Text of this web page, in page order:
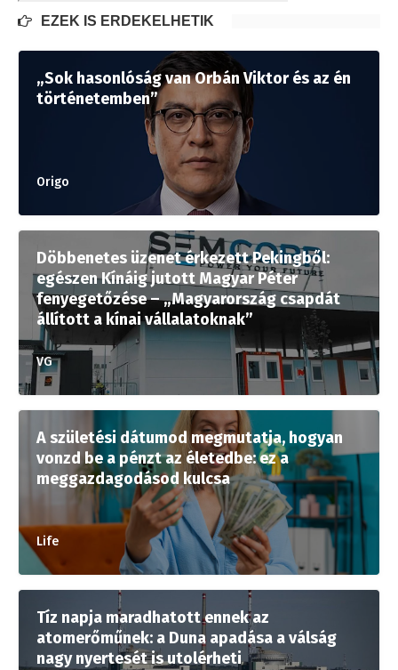
EZEK IS ÉRDEKELHETIK
„Sok hasonlóság van Orbán Viktor és az én
történetemben”
Origo
Döbbenetes üzenet érkezett Pekingből:
egészen Kínáig jutott Magyar Péter
fenyegetőzése – „Magyarország csapdát
állított a kínai vállalatoknak”
VG
A születési dátumod megmutatja, hogyan
vonzd be a pénzt az életedbe: ez a
meggazdagodásod kulcsa
Life
Tíz napja maradhatott ennek az
atomerőműnek: a Duna apadása a válság
nagy nyertesét is utolérheti